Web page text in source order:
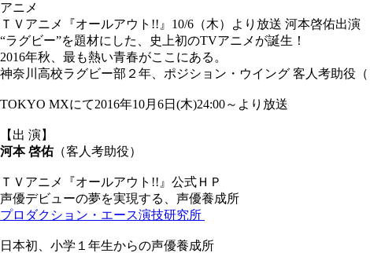
アニメ
ＴＶアニメ『オールアウト!!』10/6（木）より放送 河本啓佑出演
“ラグビー”を題材にした、史上初のTVアニメが誕生！
2016年秋、最も熱い青春がここにある。
神奈川高校ラグビー部２年、ポジション・ウイング 客人考助役
TOKYO MXにて2016年10月6日(木)24:00～より放送
【出 演】
河本 啓佑（客人考助役）
ＴＶアニメ『オールアウト!!』公式ＨＰ
声優デビューの夢を実現する、声優養成所
プロダクション・エース演技研究所
日本初、小学１年生からの声優養成所